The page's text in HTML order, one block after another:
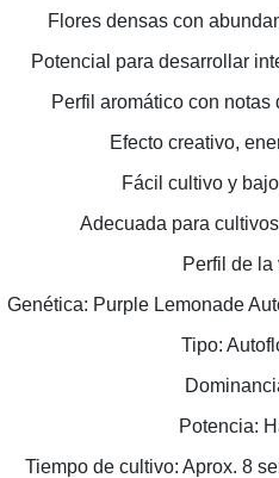
Flores densas con
Potencial para desarrollar
Perfil aromático con
Efecto creativo,
Fácil cultivo y
Adecuada para
Perfil de la
Genética: Purple Lemonade
Tipo:
Potencia:
Tiempo de cultivo: Aprox. 8